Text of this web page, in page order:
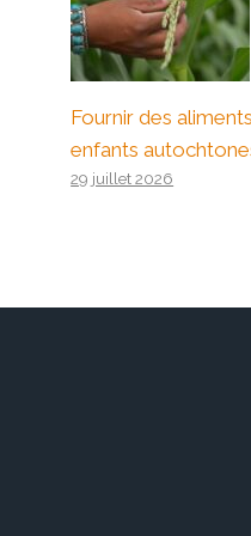
Fournir des
enfants
29 juillet 2026